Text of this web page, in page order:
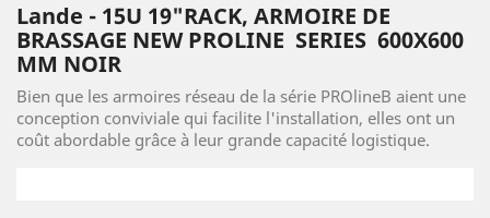
Lande - 15U 19"RACK, ARMOIRE DE
BRASSAGE NEW PROLINE SERIES 600X600
MM NOIR
Bien que les armoires réseau de la série PROlineB aient une
conception conviviale qui facilite l'installation, elles ont un
coût abordable grâce à leur grande capacité logistique.